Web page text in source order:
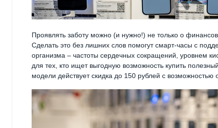
Проявлять заботу можно (и нужно!) не только о
Сделать это без лишних слов помогут смарт-часы с
организма – частоты сердечных сокращений, уровнем
для тех, кто ищет выгодную возможность купить
модели действует скидка до 150 рублей с